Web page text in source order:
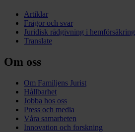
Artiklar
Frågor och svar
Juridisk rådgivning i hemförsäkring
Translate
Om oss
Om Familjens Jurist
Hållbarhet
Jobba hos oss
Press och media
Våra samarbeten
Innovation och forskning